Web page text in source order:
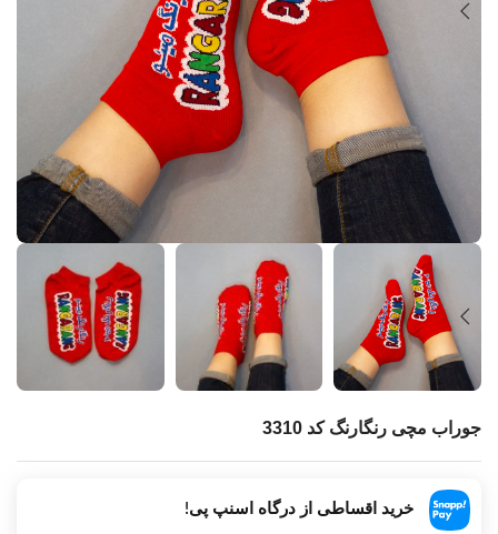
جوراب مچی رنگارنگ کد 3310
خرید اقساطی از درگاه اسنپ پی!